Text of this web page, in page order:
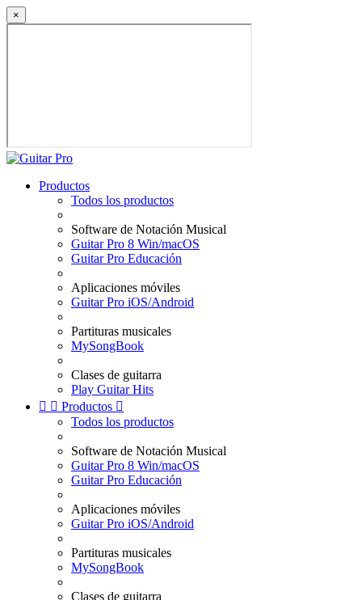
×
Productos
Todos los productos
Software de Notación Musical
Guitar Pro 8 Win/macOS
Guitar Pro Educación
Aplicaciones móviles
Guitar Pro iOS/Android
Partituras musicales
MySongBook
Clases de guitarra
Play Guitar Hits
  Productos 
Todos los productos
Software de Notación Musical
Guitar Pro 8 Win/macOS
Guitar Pro Educación
Aplicaciones móviles
Guitar Pro iOS/Android
Partituras musicales
MySongBook
Clases de guitarra